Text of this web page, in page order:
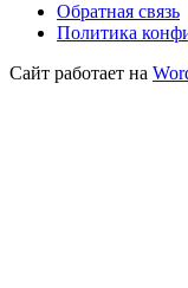
Обратная связь
Политика
Сайт работает на